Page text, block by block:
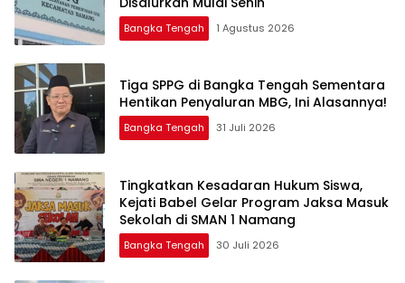
Bangka Tengah 1 Agustus 2026
‎Tiga SPPG di Bangka Tengah Sementara
Bangka Tengah 31 Juli 2026
Tingkatkan Kesadaran Hukum Siswa,
Kejati Babel Gelar Program Jaksa Masuk
Sekolah di SMAN 1 Namang
Bangka Tengah 30 Juli 2026